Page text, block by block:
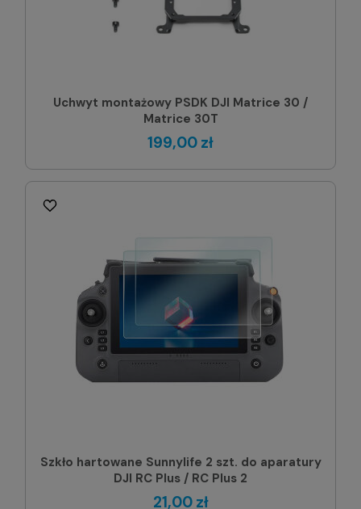
Uchwyt montażowy PSDK DJI Matrice 30 /
Matrice 30T
199,00 zł
Szkło hartowane Sunnylife 2 szt. do aparatury
DJI RC Plus / RC Plus 2
21,00 zł